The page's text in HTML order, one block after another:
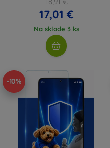
17,01 €
Na sklade 3 ks
-10%